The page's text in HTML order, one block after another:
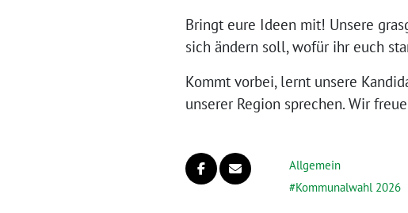
Bringt eure Ideen mit! Unsere
sich ändern soll, wofür ihr euch
Kommt vorbei, lernt unsere
unserer Region sprechen. Wir
Allgemein
Kommunalwahl 2026